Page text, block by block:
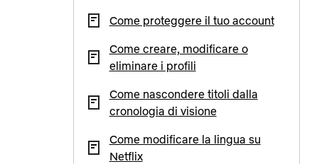
Come proteggere il tuo account
Come creare, modificare o
eliminare i profili
Come nascondere titoli dalla
cronologia di visione
Come modificare la lingua su
Netflix